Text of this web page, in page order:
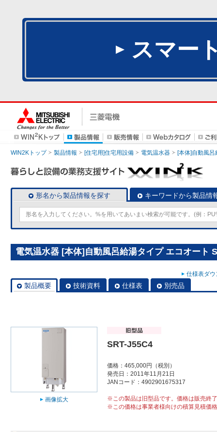
スマー
WIN2Kトップ 製品情報 [住宅用]住宅用設備 電気温水器 [本体]自動風
形名から製品情報を探す キーワードから製品情
電気温水器 [本体]自動風呂給湯タイプ エコオート
仕様表ダ
製品概要 技術資料 仕様表 別売品
画像拡大
SRT-J55C4
価格：465,000円（税別）
発売日：2011年11月21日
JANコード：4902901675317
※この製品は旧型品です。価格は販売終
※この価格は事業者様向けの積算見積価